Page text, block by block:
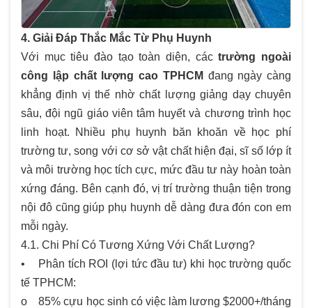
4. Giải Đáp Thắc Mắc Từ Phụ Huynh
Với mục tiêu đào tạo toàn diện, cáctrường ngoài
công lập chất lượng cao TPHCM đang ngày càng
khẳng định vị thế nhờ chất lượng giảng dạy chuyên
sâu, đội ngũ giáo viên tâm huyết và chương trình học
linh hoạt. Nhiều phụ huynh băn khoăn về học phí
trường tư, song với cơ sở vật chất hiện đại, sĩ số lớp ít
và môi trường học tích cực, mức đầu tư này hoàn toàn
xứng đáng. Bên cạnh đó, vị trí trường thuận tiện trong
nội đô cũng giúp phụ huynh dễ dàng đưa đón con em
mỗi ngày.
4.1. Chi Phí Có Tương Xứng Với Chất Lượng?
• Phân tích ROI (lợi tức đầu tư) khi học trường quốc
tế TPHCM:
o 85% cựu học sinh có việc làm lương $2000+/tháng